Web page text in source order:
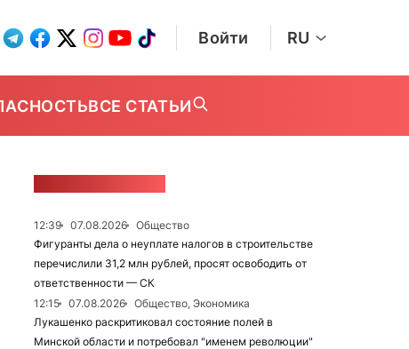
Войти RU
ВСЕ СТАТЬИ
12:39 07.08.2026
Общество
Фигуранты дела о неуплате налогов в строительстве
перечислили 31,2 млн рублей, просят освободить от
ответственности — СК
12:15
07.08.2026
Общество, Экономика
Лукашенко раскритиковал состояние полей в
Минской области и потребовал "именем революции"